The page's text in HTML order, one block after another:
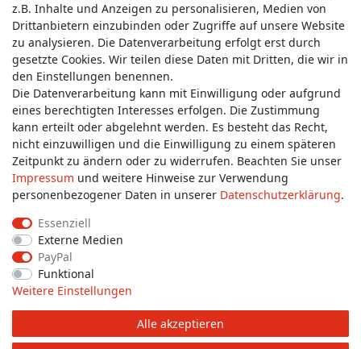
Service & Kontakt
Wünschen Sie einen Rückruf?
service@allmyclothes.de
Schreiben Sie uns:
service@allmyclothes.de
Impressum
Widerrufs­recht
© Copyright 2026 allmyclothes.de | Alle Rechte vorbehalten.
z.B. Inhalte und Anzeigen zu personalisieren, Medien von
Drittanbietern einzubinden oder Zugriffe auf unsere Website
zu analysieren. Die Datenverarbeitung erfolgt erst durch
gesetzte Cookies. Wir teilen diese Daten mit Dritten, die wir in
den Einstellungen benennen.
Die Datenverarbeitung kann mit Einwilligung oder aufgrund
eines berechtigten Interesses erfolgen. Die Zustimmung
kann erteilt oder abgelehnt werden. Es besteht das Recht,
nicht einzuwilligen und die Einwilligung zu einem späteren
Zeitpunkt zu ändern oder zu widerrufen. Beachten Sie unser
Impressum und weitere Hinweise zur Verwendung
personenbezogener Daten in unserer Daten­schutz­erklärung.
Essenziell
Externe Medien
PayPal
Funktional
Weitere Einstellungen
Alle akzeptieren